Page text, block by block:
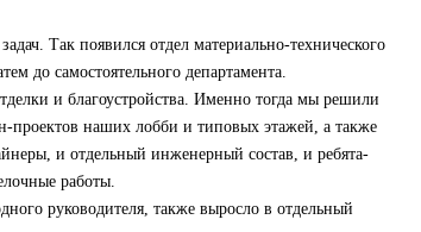
Так появился отдел материально-технического
до самостоятельного департамента.
и благоустройства. Именно тогда мы решили
проектов наших лобби и типовых этажей, а также
и отдельный инженерный состав, и ребята-
работы.
руководителя, также выросло в отдельный